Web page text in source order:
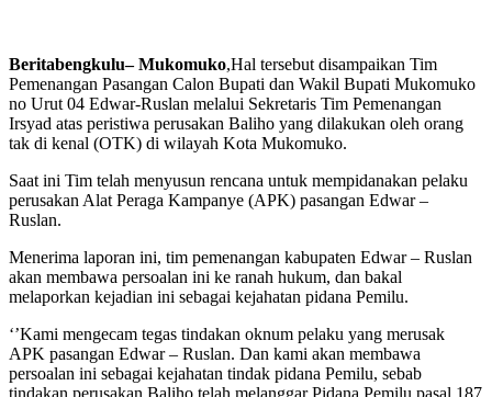
Beritabengkulu– Mukomuko,Hal tersebut disampaikan Tim
Pemenangan Pasangan Calon Bupati dan Wakil Bupati Mukomuko
no Urut 04 Edwar-Ruslan melalui Sekretaris Tim Pemenangan
Irsyad atas peristiwa perusakan Baliho yang dilakukan oleh orang
tak di kenal (OTK) di wilayah Kota Mukomuko.
Saat ini Tim telah menyusun rencana untuk mempidanakan pelaku
perusakan Alat Peraga Kampanye (APK) pasangan Edwar –
Ruslan.
Menerima laporan ini, tim pemenangan kabupaten Edwar – Ruslan
akan membawa persoalan ini ke ranah hukum, dan bakal
melaporkan kejadian ini sebagai kejahatan pidana Pemilu.
‘’Kami mengecam tegas tindakan oknum pelaku yang merusak
APK pasangan Edwar – Ruslan. Dan kami akan membawa
persoalan ini sebagai kejahatan tindak pidana Pemilu, sebab
tindakan perusakan Baliho telah melanggar Pidana Pemilu pasal 187